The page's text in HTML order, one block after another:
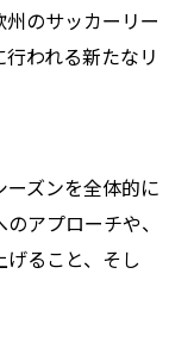
のサッカーリー
われる新たなリ
ズンを全体的に
アプローチや、
ること、そし